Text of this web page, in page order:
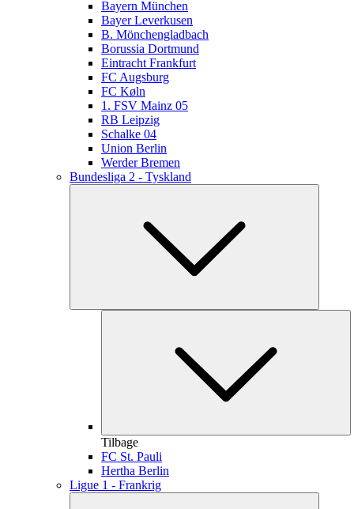
Bayern München
Bayer Leverkusen
B. Mönchengladbach
Borussia Dortmund
Eintracht Frankfurt
FC Augsburg
FC Køln
1. FSV Mainz 05
RB Leipzig
Schalke 04
Union Berlin
Werder Bremen
Bundesliga 2 - Tyskland
Tilbage
FC St. Pauli
Hertha Berlin
Ligue 1 - Frankrig